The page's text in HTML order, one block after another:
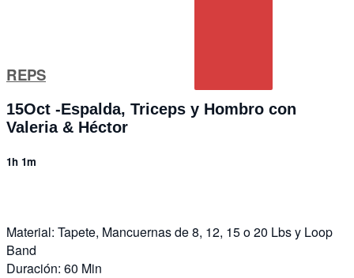
REPS
15Oct -Espalda, Triceps y Hombro con
Valeria & Héctor
1h 1m
Material: Tapete, Mancuernas de 8, 12, 15 o 20 Lbs y Loop
Band
Duración: 60 Min